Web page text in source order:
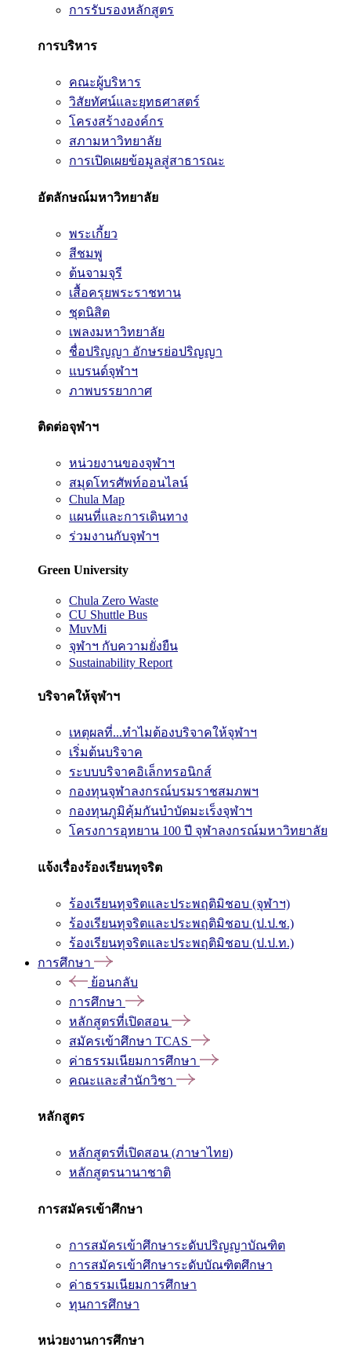
การรับรองหลักสูตร
การบริหาร
คณะผู้บริหาร
วิสัยทัศน์และยุทธศาสตร์
โครงสร้างองค์กร
สภามหาวิทยาลัย
การเปิดเผยข้อมูลสู่สาธารณะ
อัตลักษณ์มหาวิทยาลัย
พระเกี้ยว
สีชมพู
ต้นจามจุรี
เสื้อครุยพระราชทาน
ชุดนิสิต
เพลงมหาวิทยาลัย
ชื่อปริญญา อักษรย่อปริญญา
แบรนด์จุฬาฯ
ภาพบรรยากาศ
ติดต่อจุฬาฯ
หน่วยงานของจุฬาฯ
สมุดโทรศัพท์ออนไลน์
Chula Map
แผนที่และการเดินทาง
ร่วมงานกับจุฬาฯ
Green University
Chula Zero Waste
CU Shuttle Bus
MuvMi
จุฬาฯ กับความยั่งยืน
Sustainability Report
บริจาคให้จุฬาฯ
เหตุผลที่...ทำไมต้องบริจาคให้จุฬาฯ
เริ่มต้นบริจาค
ระบบบริจาคอิเล็กทรอนิกส์
กองทุนจุฬาลงกรณ์บรมราชสมภพฯ
กองทุนภูมิคุ้มกันบำบัดมะเร็งจุฬาฯ
โครงการอุทยาน 100 ปี จุฬาลงกรณ์มหาวิทยาลัย
แจ้งเรื่องร้องเรียนทุจริต
ร้องเรียนทุจริตและประพฤติมิชอบ (จุฬาฯ)
ร้องเรียนทุจริตและประพฤติมิชอบ (ป.ป.ช.)
ร้องเรียนทุจริตและประพฤติมิชอบ (ป.ป.ท.)
การศึกษา
ย้อนกลับ
การศึกษา
หลักสูตรที่เปิดสอน
สมัครเข้าศึกษา TCAS
ค่าธรรมเนียมการศึกษา
คณะและสำนักวิชา
หลักสูตร
หลักสูตรที่เปิดสอน (ภาษาไทย)
หลักสูตรนานาชาติ
การสมัครเข้าศึกษา
การสมัครเข้าศึกษาระดับปริญญาบัณฑิต
การสมัครเข้าศึกษาระดับบัณฑิตศึกษา
ค่าธรรมเนียมการศึกษา
ทุนการศึกษา
หน่วยงานการศึกษา